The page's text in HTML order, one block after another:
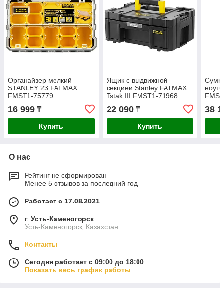
Органайзер мелкий
STANLEY 23 FATMAX
FMST1-75779
16 999 ₸
Купить
Ящик с выдвижной
секцией Stanley FATMAX
Tstak III FMST1-71968
22 090₸
Купить
38
О нас
Рейтинг не сформирован
Менее 5 отзывов за последний год
Работает с 17.08.2021
г. Усть-Каменогорск
Усть-Каменогорск, Казахстан
Контакты
Сегодня работает с 09:00 до 18:00
Показать весь график работы